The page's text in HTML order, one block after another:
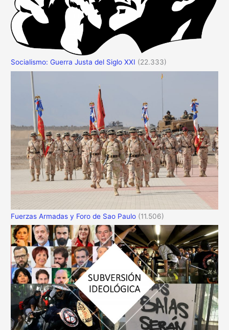
Socialismo: Guerra Justa del Siglo XXI (22.333)
Fuerzas Armadas y Foro de Sao Paulo (11.506)